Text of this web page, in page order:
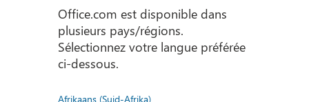
Office.com est disponible dans
plusieurs pays/régions.
Sélectionnez votre langue préférée
ci-dessous.
Afrikaans (Suid-Afrika)